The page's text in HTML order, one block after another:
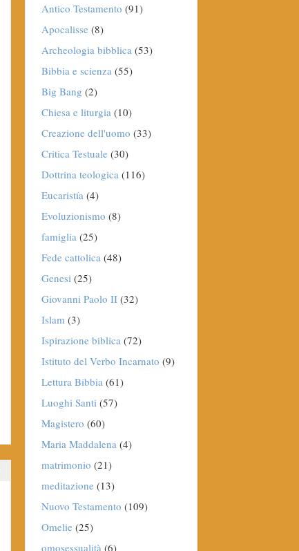
Antico Testamento (91)
Apocalisse (8)
Archeologia bibblica (53)
Bibbia e scienza (55)
Big Bang (2)
Chiesa e liturgia (10)
Creazione dell'uomo (33)
Critica Testuale (30)
Dottrina teologica (116)
Eucaristía (4)
Evoluzionismo (8)
famiglia (25)
Fede cattolica (48)
Genesi (25)
Giovanni Paolo II(32)
Islam (3)
Ispirazione biblica (72)
Istituto del Verbo Incarnato (9)
Lettura Bibbia (61)
Luoghi Santi (57)
Magistero (60)
Maria Maddalena (4)
matrimonio (21)
meditazione (13)
Nuovo Testamento (109)
Omelie (25)
omosessualità (6)